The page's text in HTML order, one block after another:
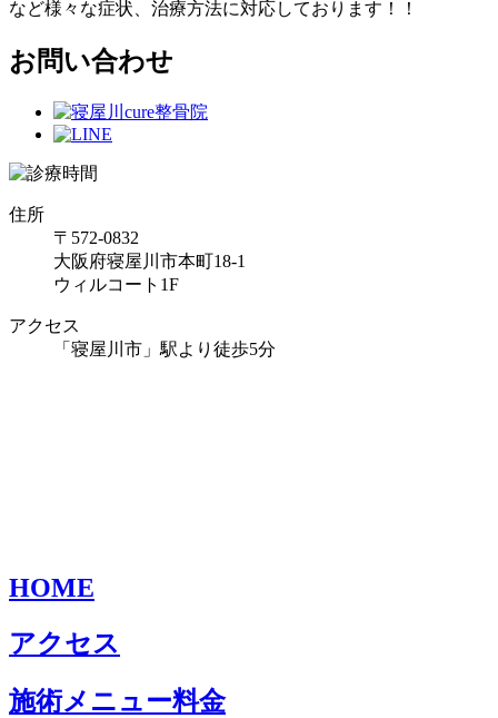
など様々な症状、治療方法に対応しております！！
お問い合わせ
住所
〒572-0832
大阪府寝屋川市本町18-1
ウィルコート1F
アクセス
「寝屋川市」駅より徒歩5分
HOME
アクセス
施術メニュー料金